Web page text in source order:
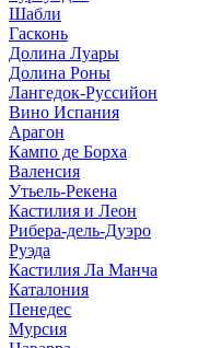
Шабли
Гасконь
Долина Луары
Долина Роны
Лангедок-Руссийон
Вино Испания
Арагон
Кампо де Борха
Валенсия
Утьель-Рекена
Кастилия и Леон
Рибера-дель-Дуэро
Руэда
Кастилия Ла Манча
Каталония
Пенедес
Мурсия